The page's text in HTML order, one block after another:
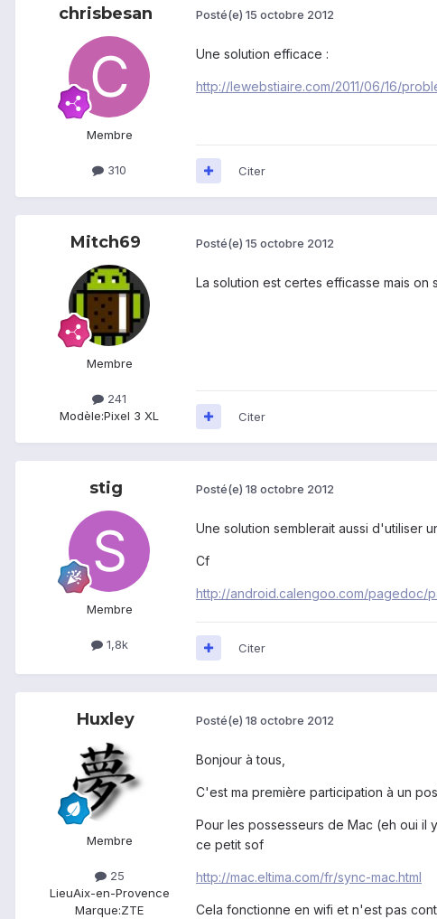
chrisbesan
Membre
310
Posté(e) 15 octobre 2012
Une solution efficace :
http://lewebstiaire.com/2011/06/16/
Citer
Mitch69
Membre
241
Modèle:Pixel 3 XL
Posté(e) 15 octobre 2012
La solution est certes efficasse mais
Citer
stig
Membre
1,8k
Posté(e) 18 octobre 2012
Une solution semblerait aussi d'utiliser
Cf
http://android.calengoo.com/pagedoc/
Citer
Huxley
Membre
25
LieuAix-en-Provence
Marque:ZTE
Posté(e) 18 octobre 2012
Bonjour à tous,
C'est ma première participation à un
Pour les possesseurs de Mac (eh oui
ce petit sof
http://mac.eltima.com/fr/sync-mac.html
Cela fonctionne en wifi et n'est pas